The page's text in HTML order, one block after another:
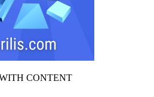
CONTENT